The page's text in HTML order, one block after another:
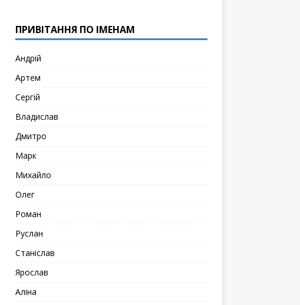
ПРИВІТАННЯ ПО ІМЕНАМ
Андрій
Артем
Сергій
Владислав
Дмитро
Марк
Михайло
Олег
Роман
Руслан
Станіслав
Ярослав
Аліна